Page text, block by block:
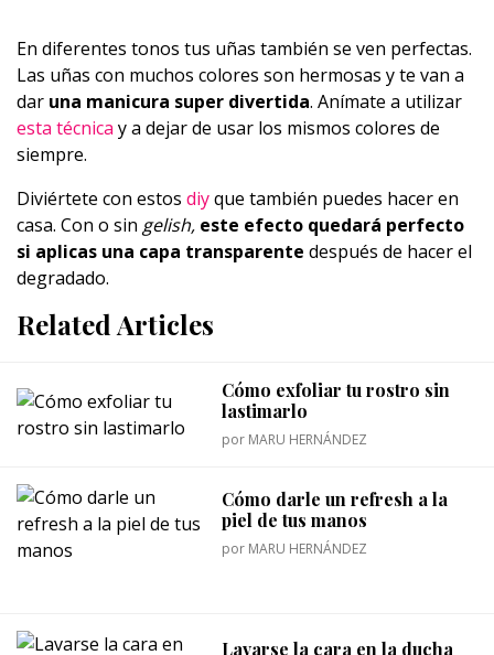
En diferentes tonos tus uñas también se ven perfectas.
Las uñas con muchos colores son hermosas y te van a
dar una manicura super divertida. Anímate a utilizar
esta técnica y a dejar de usar los mismos colores de
siempre.
Diviértete con estos diyque también puedes hacer en
casa. Con o sin gelish, este efecto quedará perfecto
si aplicas una capa transparente después de hacer el
degradado.
Related Articles
Cómo exfoliar tu rostro sin
lastimarlo
por MARU HERNÁNDEZ
Cómo darle un refresh a la
piel de tus manos
por MARU HERNÁNDEZ
Lavarse la cara en la ducha